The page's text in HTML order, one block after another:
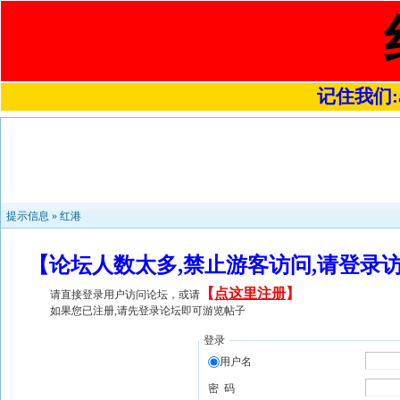
记住我们
提示信息 » 红港
【论坛人数太多,禁止游客访问,请登
请直接登录用户访问论坛，或请 【 点这里注册】
如果您已注册,请先登录论坛即可游览帖子
登录
用户名
密 码